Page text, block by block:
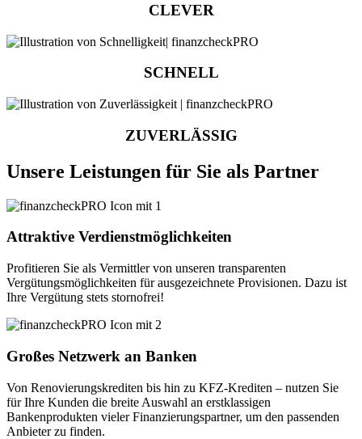
CLEVER
SCHNELL
ZUVERLÄSSIG
Unsere Leistungen für Sie als Partner
Attraktive Verdienstmöglichkeiten
Profitieren Sie als Vermittler von unseren transparenten
Vergütungsmöglichkeiten für ausgezeichnete Provisionen. Dazu ist
Ihre Vergütung stets stornofrei!
Großes Netzwerk an Banken
Von Renovierungskrediten bis hin zu KFZ-Krediten – nutzen Sie
für Ihre Kunden die breite Auswahl an erstklassigen
Bankenprodukten vieler Finanzierungspartner, um den passenden
Anbieter zu finden.